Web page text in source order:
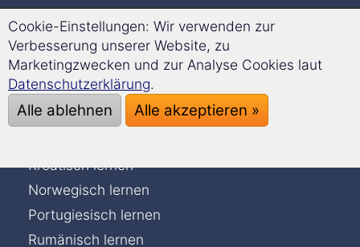
Englisch lernen
Finnisch lernen
Französisch lernen
Griechisch lernen
Kroatisch lernen
Norwegisch lernen
Portugiesisch lernen
Rumänisch lernen
Cookie-Einstellungen: Wir verwenden zur
Verbesserung unserer Website, zu
Marketingzwecken und zur Analyse Cookies laut
Datenschutzerklärung.
Alle ablehnen Alle akzeptieren »